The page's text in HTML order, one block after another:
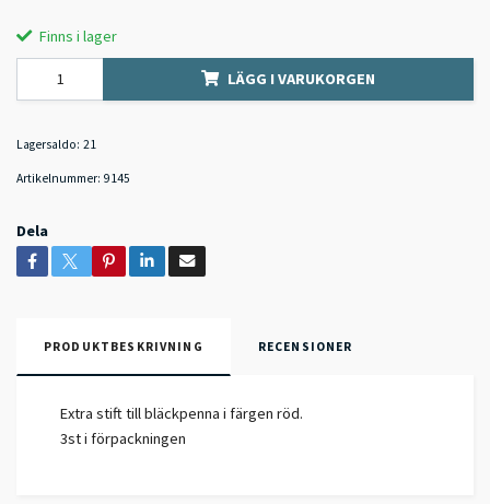
Finns i lager
LÄGG I VARUKORGEN
Lagersaldo: 21
Artikelnummer: 9145
Dela
PRODUKTBESKRIVNING RECENSIONER
Extra stift till bläckpenna i färgen röd.
3st i förpackningen